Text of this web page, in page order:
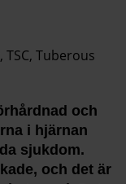
Tuberous
och
i hjärnan
sjukdom.
och det är